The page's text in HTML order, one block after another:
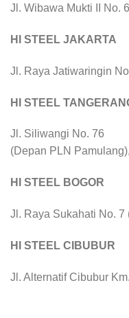
Jl. Wibawa Mukti II No.
HI STEEL JAKARTA
Jl. Raya Jatiwaringin
HI STEEL
Jl. Siliwangi No. 76
(Depan PLN
HI STEEL BOGOR
Jl. Raya Sukahati No. 7
HI STEEL CIBUBUR
Jl. Alternatif Cibubur